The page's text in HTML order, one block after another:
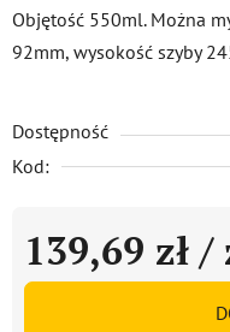
Objętość 550ml. Można
92mm, wysokość szyby
Dostępność
Kod:
139,69 zł /
Cena jednostkowa: